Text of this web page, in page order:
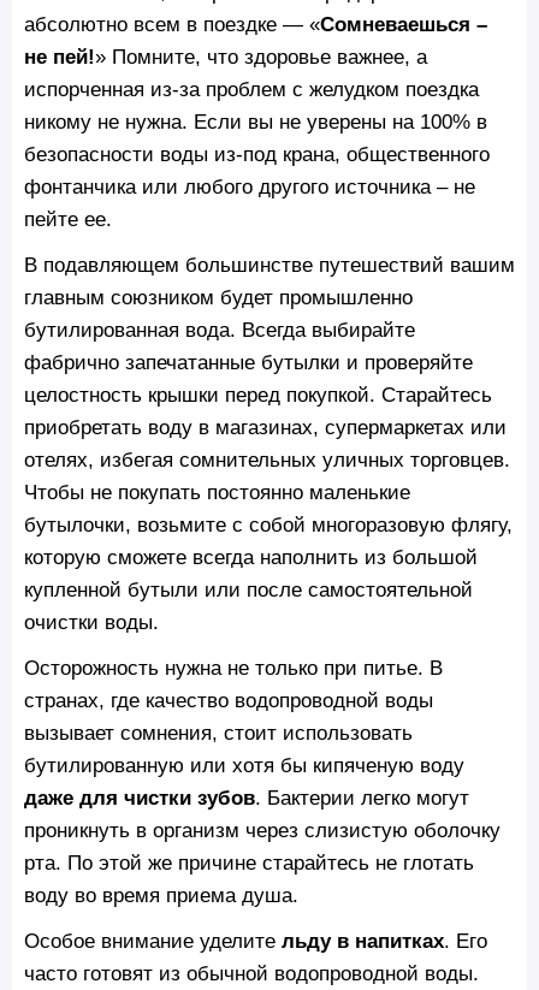
абсолютно всем в поездке — «Сомневаешься –
не пей!» Помните, что здоровье важнее, а
испорченная из-за проблем с желудком поездка
никому не нужна. Если вы не уверены на 100% в
безопасности воды из-под крана, общественного
фонтанчика или любого другого источника – не
пейте ее.
В подавляющем большинстве путешествий вашим
главным союзником будет промышленно
бутилированная вода. Всегда выбирайте
фабрично запечатанные бутылки и проверяйте
целостность крышки перед покупкой. Старайтесь
приобретать воду в магазинах, супермаркетах или
отелях, избегая сомнительных уличных торговцев.
Чтобы не покупать постоянно маленькие
бутылочки, возьмите с собой многоразовую флягу,
которую сможете всегда наполнить из большой
купленной бутыли или после самостоятельной
очистки воды.
Осторожность нужна не только при питье. В
странах, где качество водопроводной воды
вызывает сомнения, стоит использовать
бутилированную или хотя бы кипяченую воду
даже для чистки зубов. Бактерии легко могут
проникнуть в организм через слизистую оболочку
рта. По этой же причине старайтесь не глотать
воду во время приема душа.
Особое внимание уделите льду в напитках. Его
часто готовят из обычной водопроводной воды.